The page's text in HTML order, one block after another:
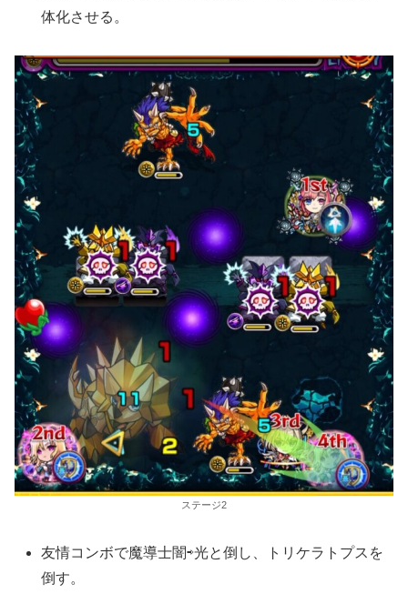
体化させる。
ステージ2
友情コンボで魔導士闇⇨光と倒し、トリケラトプスを
倒す。